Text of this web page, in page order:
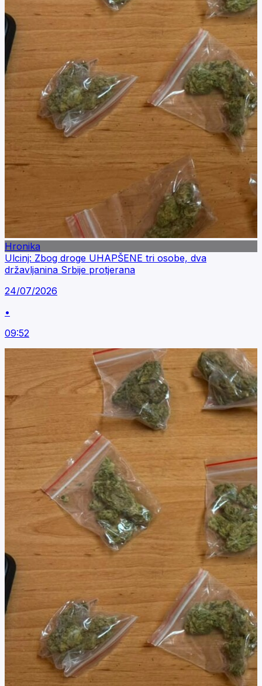
Hronika
Ulcinj: Zbog droge UHAPŠENE tri osobe, dva
državljanina Srbije protjerana
24/07/2026
•
09:52